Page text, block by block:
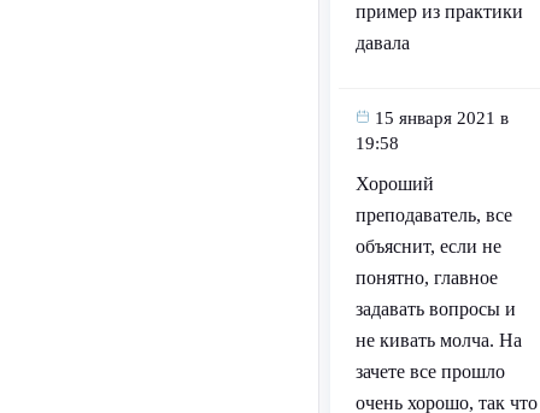
пример из практики
давала
15 января 2021 в
19:58
Хороший
преподаватель, все
объяснит, если не
понятно, главное
задавать вопросы и
не кивать молча. На
зачете все прошло
очень хорошо, так что